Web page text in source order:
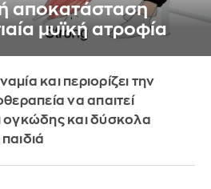
αποκατάσταση
μυϊκή ατροφία
και περιορίζει την
να απαιτεί
ογκώδης και δύσκολα